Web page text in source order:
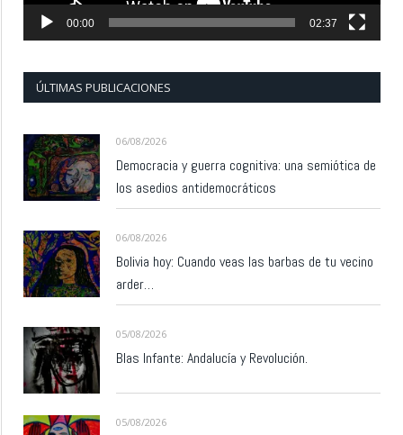
00:00 02:37
ÚLTIMAS PUBLICACIONES
06/08/2026
Democracia y guerra cognitiva: una semiótica de
los asedios antidemocráticos
06/08/2026
Bolivia hoy: Cuando veas las barbas de tu vecino
arder…
05/08/2026
Blas Infante: Andalucía y Revolución.
05/08/2026